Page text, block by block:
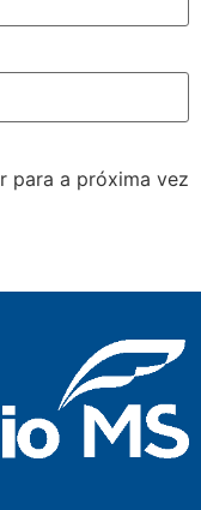
para a próxima vez